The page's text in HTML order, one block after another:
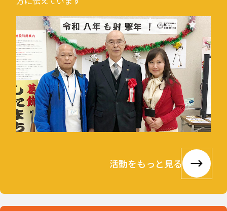
活動をもっと見る